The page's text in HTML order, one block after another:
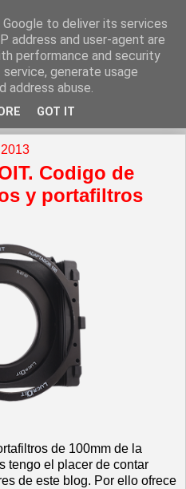
Codigo de
y portafiltros
de 100mm de la
tengo el placer de contar
de este blog. Por ello ofrece
to deliver its services
address and user-agent are
performance and security
generate usage
abuse.
GOT IT